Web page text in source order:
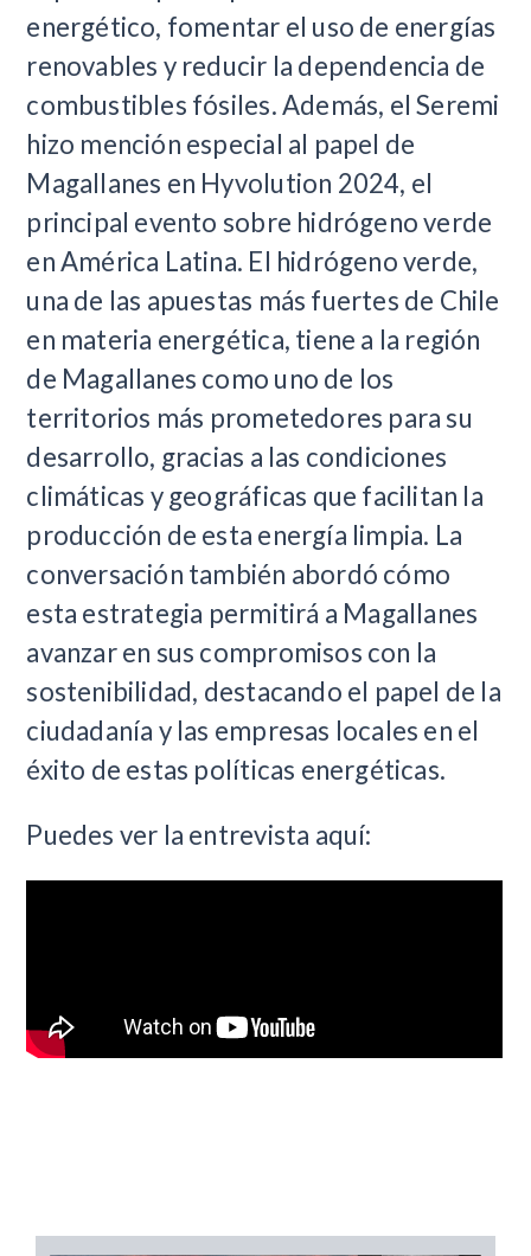
energético, fomentar el uso de energías
renovables y reducir la dependencia de
combustibles fósiles. Además, el Seremi
hizo mención especial al papel de
Magallanes en Hyvolution 2024, el
principal evento sobre hidrógeno verde
en América Latina. El hidrógeno verde,
una de las apuestas más fuertes de Chile
en materia energética, tiene a la región
de Magallanes como uno de los
territorios más prometedores para su
desarrollo, gracias a las condiciones
climáticas y geográficas que facilitan la
producción de esta energía limpia. La
conversación también abordó cómo
esta estrategia permitirá a Magallanes
avanzar en sus compromisos con la
sostenibilidad, destacando el papel de la
ciudadanía y las empresas locales en el
éxito de estas políticas energéticas.
Puedes ver la entrevista aquí: